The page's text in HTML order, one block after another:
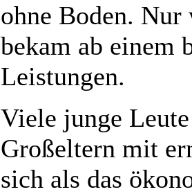
ohne Boden.
bekam ab einem
Leistungen.
Viele junge
Großeltern mit
sich als das